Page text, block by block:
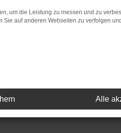
das Laden bestimmter
um die Leistung zu messen und zu
auf anderen Webseiten zu verfolgen
Alle